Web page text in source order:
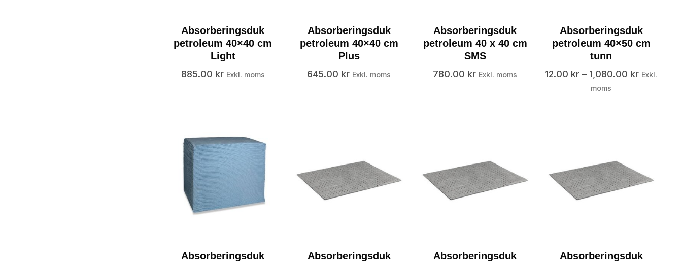
Absorberingsduk
petroleum 40×40 cm
Light
885.00 kr Exkl. moms
Absorberingsduk
petroleum 40×40 cm
Plus
645.00 kr Exkl. moms
Absorberingsduk
petroleum 40 x 40 cm
SMS
780.00 kr Exkl. moms
Absorberingsduk
petroleum 40×50 cm
tunn
12.00 kr – 1,080.00 kr Exkl.
moms
Absorberingsduk
Absorberingsduk
Absorberingsduk
Absorberingsduk